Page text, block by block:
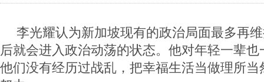
李光耀认为新加坡现有的政治局面最多再
后就会进入政治动荡的状态。他对年轻一辈
他们没有经历过战乱，把幸福生活当做理所